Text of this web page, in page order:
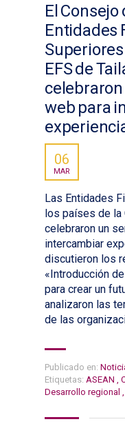
El
Entidades
Superiores
EFS de
web para
06
MAR
Las Entidades
los países de la
celebraron un
intercambiar
discutieron los
«Introducción
para crear un
analizaron las
de las
Publicado en:
Etiquetas: ASEAN
Desarrollo regional